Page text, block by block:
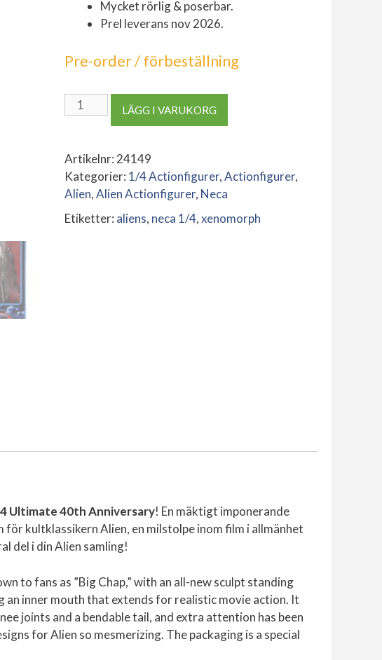
Mycket rörlig & poserbar.
Prel leverans nov 2026.
Pre-order / förbeställning
Alien
1979
Figure
1/4
Ultimate
Anniversary
LÄGG I VARUKORG
Artikelnr:24149
Kategorier: 1/4 Actionfigurer,Actionfigurer,
Alien,Alien Actionfigurer, Neca
Etiketter: aliens, neca 1/4,xenomorph
Ultimate 40th Anniversary! En mäktigt imponerande
kultklassikern Alien, en milstolpe inom film i allmänhet
del i din Alien samling!
to fans as ”Big Chap,” with an all-new sculpt standing
an inner mouth that extends for realistic movie action. It
joints and a bendable tail, and extra attention has been
for Alien so mesmerizing. The packaging is a special